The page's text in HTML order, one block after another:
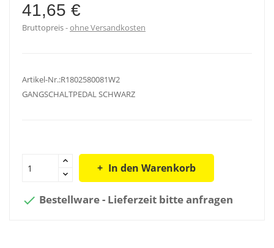
41,65 €
Bruttopreis ohne Versandkosten
Artikel-Nr.:R1802580081W2
GANGSCHALTPEDAL SCHWARZ
In den Warenkorb
 Bestellware - Lieferzeit bitte anfragen